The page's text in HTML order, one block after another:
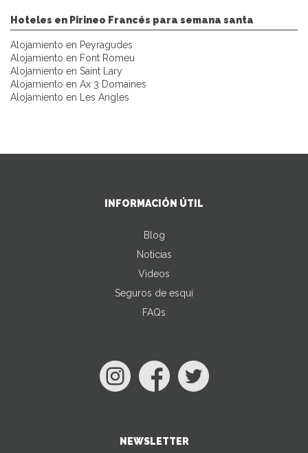
Hoteles en Pirineo Francés para semana santa
Alojamiento en Peyragudes
Alojamiento en Font Romeu
Alojamiento en Saint Lary
Alojamiento en Ax 3 Domaines
Alojamiento en Les Angles
INFORMACIÓN ÚTIL
Blog
Noticias
Videos
Seguros de esquí
FAQs
NEWSLETTER